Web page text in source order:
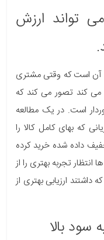
تواند ارزش
آن است که وقتی مشتری
کند تصور می کند که
است. در یک مطالعه
که بهای کامل کالا را
داده شده خرید کرده
انتظار تجربه بهتری را از
داشتند ارزیابی بهتری از
بالا